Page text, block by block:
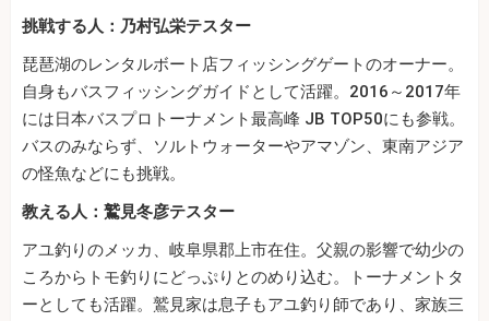
挑戦する人：乃村弘栄テスター
琵琶湖のレンタルボート店フィッシングゲートのオーナー。
自身もバスフィッシングガイドとして活躍。2016～2017年
には日本バスプロトーナメント最高峰 JB TOP50にも参戦。
バスのみならず、ソルトウォーターやアマゾン、東南アジア
の怪魚などにも挑戦。
教える人：鷲見冬彦テスター
アユ釣りのメッカ、岐阜県郡上市在住。父親の影響で幼少の
ころからトモ釣りにどっぷりとのめり込む。トーナメントタ
ーとしても活躍。鷲見家は息子もアユ釣り師であり、家族三